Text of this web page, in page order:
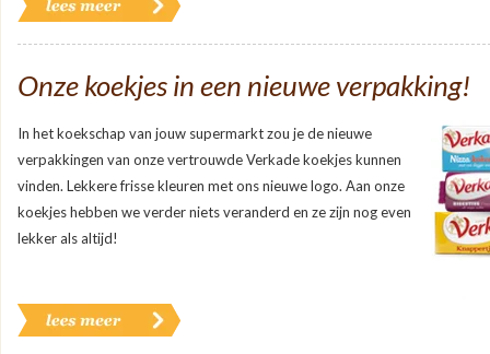
Onze koekjes in een nieuwe verpakking!
In het koekschap van jouw supermarkt zou je de nieuwe
verpakkingen van onze vertrouwde Verkade koekjes kunnen
vinden. Lekkere frisse kleuren met ons nieuwe logo. Aan onze
koekjes hebben we verder niets veranderd en ze zijn nog even
lekker als altijd!